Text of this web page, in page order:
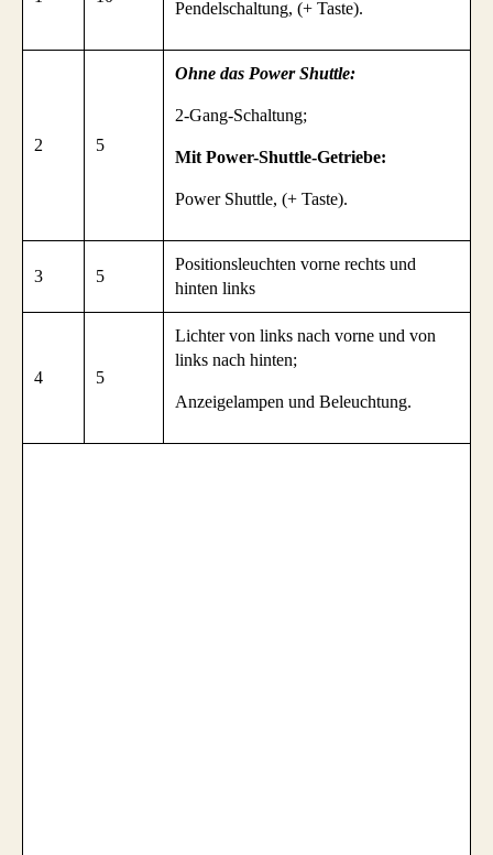
Pendelschaltung, (+ Taste).
2 5
Ohne das Power Shuttle:
2-Gang-Schaltung;
Mit Power-Shuttle-Getriebe:
Power Shuttle, (+ Taste).
3 5
Positionsleuchten vorne rechts und
hinten links
4 5
Lichter von links nach vorne und von
links nach hinten;
Anzeigelampen und Beleuchtung.